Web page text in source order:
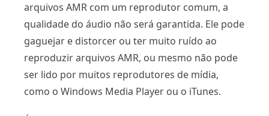
arquivos AMR com um reprodutor comum, a
qualidade do áudio não será garantida. Ele pode
gaguejar e distorcer ou ter muito ruído ao
reproduzir arquivos AMR, ou mesmo não pode
ser lido por muitos reprodutores de mídia,
como o Windows Media Player ou o iTunes.